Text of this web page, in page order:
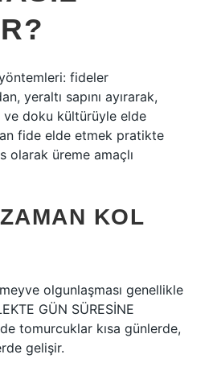
fideler
yeraltı sapını ayırarak,
doku kültürüyle elde
fide elde etmek pratikte
olarak üreme amaçlı
KOL
olgunlaşması genellikle
GÜN SÜRESİNE
tomurcuklar kısa günlerde,
gelişir.